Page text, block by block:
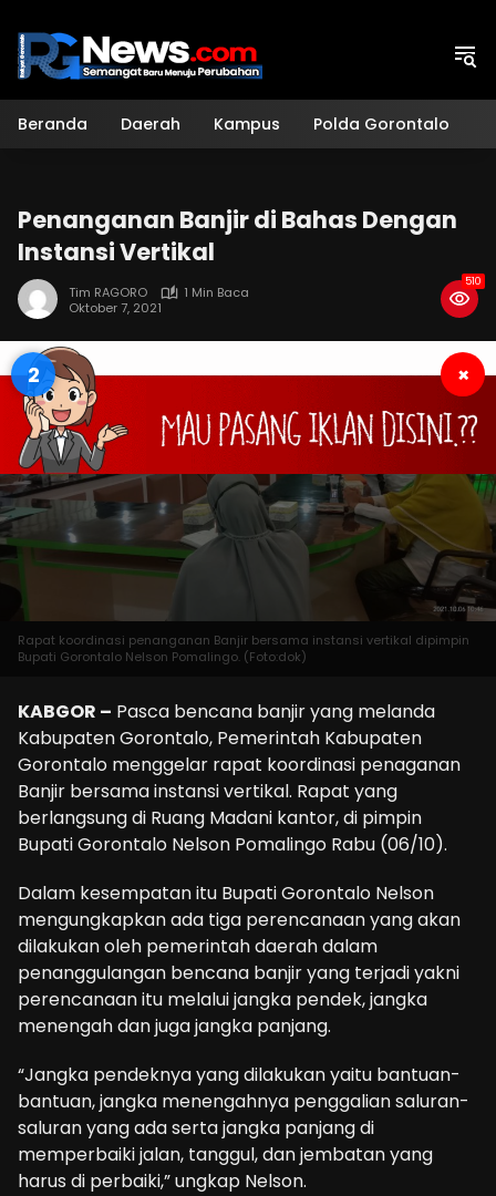
konten
Beranda Daerah Kampus Polda Gorontalo
Penanganan Banjir di Bahas Dengan
Instansi Vertikal
Tim RAGORO
1 Min Baca
Oktober 7, 2021
510
2 ×
Rapat koordinasi penanganan Banjir bersama instansi vertikal dipimpin
Bupati Gorontalo Nelson Pomalingo. (Foto:dok)
KABGOR – Pasca bencana banjir yang melanda
Kabupaten Gorontalo, Pemerintah Kabupaten
Gorontalo menggelar rapat koordinasi penaganan
Banjir bersama instansi vertikal. Rapat yang
berlangsung di Ruang Madani kantor, di pimpin
Bupati Gorontalo Nelson Pomalingo Rabu (06/10).
Dalam kesempatan itu Bupati Gorontalo Nelson
mengungkapkan ada tiga perencanaan yang akan
dilakukan oleh pemerintah daerah dalam
penanggulangan bencana banjir yang terjadi yakni
perencanaan itu melalui jangka pendek, jangka
menengah dan juga jangka panjang.
“Jangka pendeknya yang dilakukan yaitu bantuan-
bantuan, jangka menengahnya penggalian saluran-
saluran yang ada serta jangka panjang di
memperbaiki jalan, tanggul, dan jembatan yang
harus di perbaiki,” ungkap Nelson.